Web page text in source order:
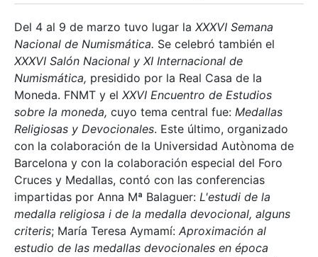
Del 4 al 9 de marzo tuvo lugar la XXXVI Semana
Nacional de Numismática. Se celebró también el
XXXVI Salón Nacional y XI Internacional de
Numismática, presidido por la Real Casa de la
Moneda. FNMT y el XXVI Encuentro de Estudios
sobre la moneda, cuyo tema central fue: Medallas
Religiosas y Devocionales. Este último, organizado
con la colaboración de la Universidad Autònoma de
Barcelona y con la colaboración especial del Foro
Cruces y Medallas, contó con las conferencias
impartidas por Anna Mª Balaguer: L'estudi de la
medalla religiosa i de la medalla devocional, alguns
criteris; María Teresa Aymamí: Aproximación al
estudio de las medallas devocionales en época